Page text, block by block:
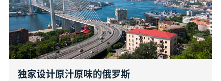
独家设计原汁原味的俄罗斯